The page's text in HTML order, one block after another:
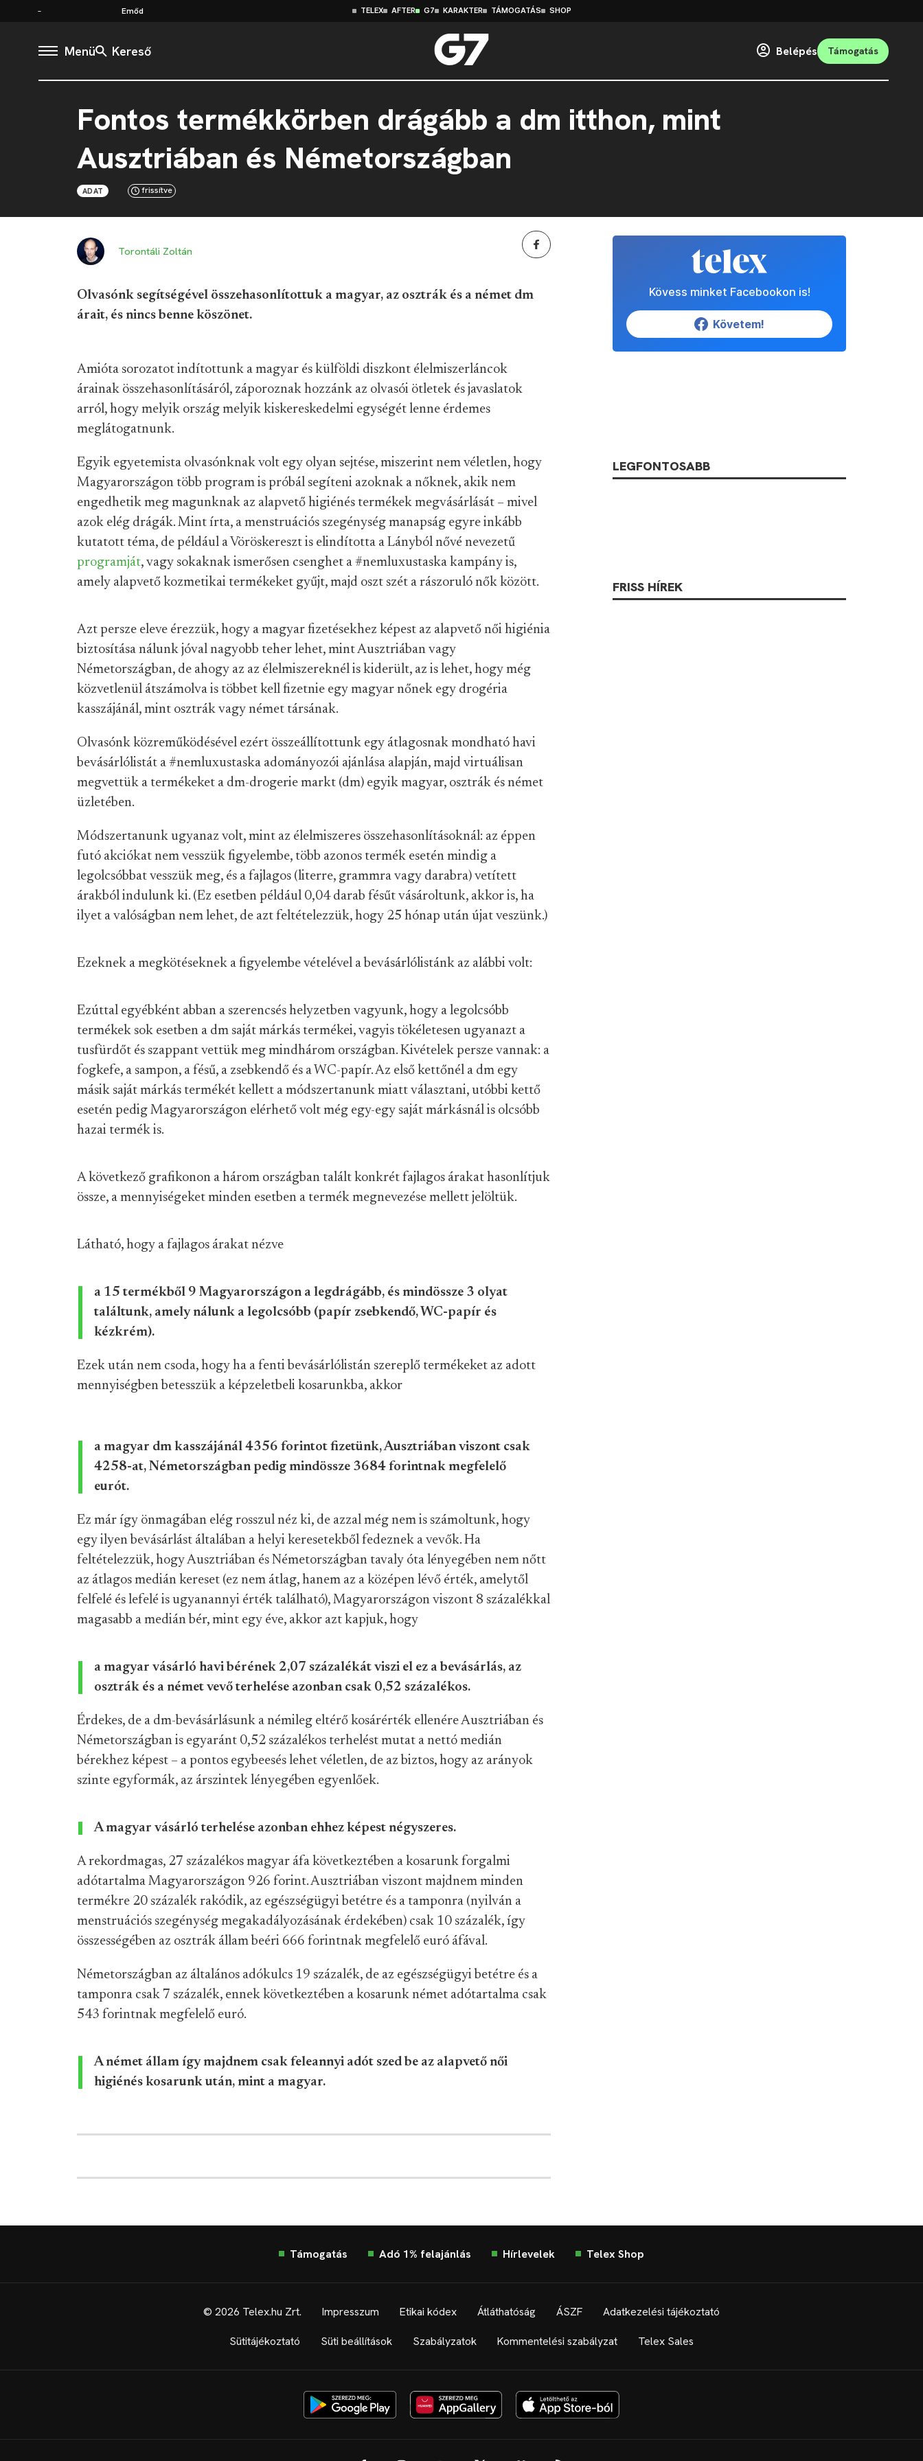
Emőd TELEX AFTER G7 KARAKTER TÁMOGATÁS SHOP
Menü Kereső Belépés Támogatás
Fontos termékkörben drágább a dm itthon, mint
Ausztriában és Németországban
ADAT frissítve
Torontáli Zoltán
Olvasónk segítségével összehasonlítottuk a magyar, az osztrák és a német dm
árait, és nincs benne köszönet.
Amióta sorozatot indítottunk a magyar és külföldi diszkont élelmiszerláncok
árainak összehasonlításáról, záporoznak hozzánk az olvasói ötletek és javaslatok
arról, hogy melyik ország melyik kiskereskedelmi egységét lenne érdemes
meglátogatnunk.
Egyik egyetemista olvasónknak volt egy olyan sejtése, miszerint nem véletlen, hogy
Magyarországon több program is próbál segíteni azoknak a nőknek, akik nem
engedhetik meg magunknak az alapvető higiénés termékek megvásárlását – mivel
azok elég drágák. Mint írta, a menstruációs szegénység manapság egyre inkább
kutatott téma, de például a Vöröskereszt is elindította a Lányból nővé nevezetű
programját, vagy sokaknak ismerősen csenghet a #nemluxustaska kampány is,
amely alapvető kozmetikai termékeket gyűjt, majd oszt szét a rászoruló nők között.
Azt persze eleve érezzük, hogy a magyar fizetésekhez képest az alapvető női higiénia
biztosítása nálunk jóval nagyobb teher lehet, mint Ausztriában vagy
Németországban, de ahogy az az élelmiszereknél is kiderült, az is lehet, hogy még
közvetlenül átszámolva is többet kell fizetnie egy magyar nőnek egy drogéria
kasszájánál, mint osztrák vagy német társának.
Olvasónk közreműködésével ezért összeállítottunk egy átlagosnak mondható havi
bevásárlólistát a #nemluxustaska adományozói ajánlása alapján, majd virtuálisan
megvettük a termékeket a dm-drogerie markt (dm) egyik magyar, osztrák és német
üzletében.
Módszertanunk ugyanaz volt, mint az élelmiszeres összehasonlításoknál: az éppen
futó akciókat nem vesszük figyelembe, több azonos termék esetén mindig a
legolcsóbbat vesszük meg, és a fajlagos (literre, grammra vagy darabra) vetített
árakból indulunk ki. (Ez esetben például 0,04 darab fésűt vásároltunk, akkor is, ha
ilyet a valóságban nem lehet, de azt feltételezzük, hogy 25 hónap után újat veszünk.)
Ezeknek a megkötéseknek a figyelembe vételével a bevásárlólistánk az alábbi volt:
Ezúttal egyébként abban a szerencsés helyzetben vagyunk, hogy a legolcsóbb
termékek sok esetben a dm saját márkás termékei, vagyis tökéletesen ugyanazt a
tusfürdőt és szappant vettük meg mindhárom országban. Kivételek persze vannak: a
fogkefe, a sampon, a fésű, a zsebkendő és a WC-papír. Az első kettőnél a dm egy
másik saját márkás termékét kellett a módszertanunk miatt választani, utóbbi kettő
esetén pedig Magyarországon elérhető volt még egy-egy saját márkásnál is olcsóbb
hazai termék is.
A következő grafikonon a három országban talált konkrét fajlagos árakat hasonlítjuk
össze, a mennyiségeket minden esetben a termék megnevezése mellett jelöltük.
Látható, hogy a fajlagos árakat nézve
a 15 termékből 9 Magyarországon a legdrágább, és mindössze 3 olyat
találtunk, amely nálunk a legolcsóbb (papír zsebkendő, WC-papír és
kézkrém).
Ezek után nem csoda, hogy ha a fenti bevásárlólistán szereplő termékeket az adott
mennyiségben betesszük a képzeletbeli kosarunkba, akkor
a magyar dm kasszájánál 4356 forintot fizetünk, Ausztriában viszont csak
4258-at, Németországban pedig mindössze 3684 forintnak megfelelő
eurót.
Ez már így önmagában elég rosszul néz ki, de azzal még nem is számoltunk, hogy
egy ilyen bevásárlást általában a helyi keresetekből fedeznek a vevők. Ha
feltételezzük, hogy Ausztriában és Németországban tavaly óta lényegében nem nőtt
az átlagos medián kereset (ez nem átlag, hanem az a középen lévő érték, amelytől
felfelé és lefelé is ugyanannyi érték található), Magyarországon viszont 8 százalékkal
magasabb a medián bér, mint egy éve, akkor azt kapjuk, hogy
a magyar vásárló havi bérének 2,07 százalékát viszi el ez a bevásárlás, az
osztrák és a német vevő terhelése azonban csak 0,52 százalékos.
Érdekes, de a dm-bevásárlásunk a némileg eltérő kosárérték ellenére Ausztriában és
Németországban is egyaránt 0,52 százalékos terhelést mutat a nettó medián
bérekhez képest – a pontos egybeesés lehet véletlen, de az biztos, hogy az arányok
szinte egyformák, az árszintek lényegében egyenlőek.
A magyar vásárló terhelése azonban ehhez képest négyszeres.
A rekordmagas, 27 százalékos magyar áfa következtében a kosarunk forgalmi
adótartalma Magyarországon 926 forint. Ausztriában viszont majdnem minden
termékre 20 százalék rakódik, az egészségügyi betétre és a tamponra (nyilván a
menstruációs szegénység megakadályozásának érdekében) csak 10 százalék, így
összességében az osztrák állam beéri 666 forintnak megfelelő euró áfával.
Németországban az általános adókulcs 19 százalék, de az egészségügyi betétre és a
tamponra csak 7 százalék, ennek következtében a kosarunk német adótartalma csak
543 forintnak megfelelő euró.
A német állam így majdnem csak feleannyi adót szed be az alapvető női
higiénés kosarunk után, mint a magyar.
Kövess minket Facebookon is!
Követem!
LEGFONTOSABB
FRISS HÍREK
Támogatás Adó 1% felajánlás Hírlevelek Telex Shop
© 2026 Telex.hu Zrt. Impresszum Etikai kódex Átláthatóság ÁSZF Adatkezelési tájékoztató
Sütitájékoztató Süti beállítások Szabályzatok Kommentelési szabályzat Telex Sales